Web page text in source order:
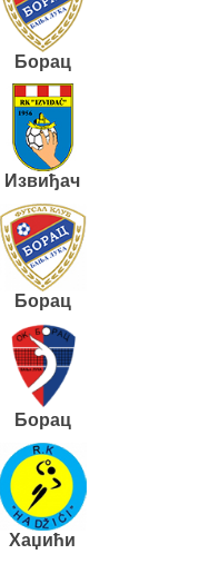
Борац
Извиђач
Борац
Борац
Хаџићи